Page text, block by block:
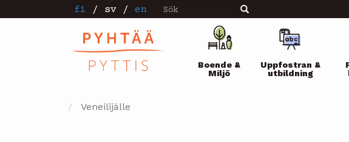
till
fi / sv / en Sök Sök
Päävalikko
Boende &
Miljö
Uppfostran &
utbildning
Veneilijälle